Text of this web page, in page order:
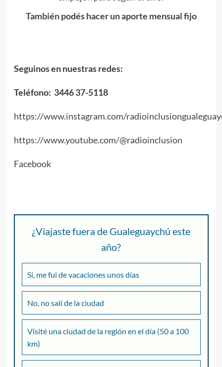
También podés hacer un aporte mensual fijo
Seguinos en nuestras redes:
Teléfono: 3446 37-5118
https://www.instagram.com/
https://www.youtube.com/@radioinclusion
Facebook
¿Viajaste fuera de Gualeguaychú este
año?
Si, me fui de vacaciones unos días
No, no salí de la ciudad
Visité una ciudad de la región en el día (50 a 100
km)